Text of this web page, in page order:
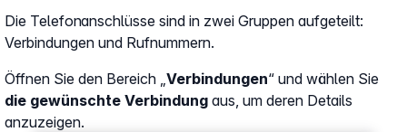
Die Telefonanschlüsse sind in zwei Gruppen aufgeteilt:
Verbindungen und Rufnummern.
Öffnen Sie den Bereich „Verbindungen“ und wählen Sie
die gewünschte Verbindung aus, um deren Details
anzuzeigen.